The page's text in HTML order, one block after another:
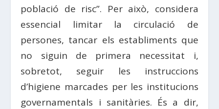
població de risc”. Per això, considera
essencial limitar la circulació de
persones, tancar els establiments que
no siguin de primera necessitat i,
sobretot, seguir les instruccions
d’higiene marcades per les institucions
governamentals i sanitàries. És a dir,